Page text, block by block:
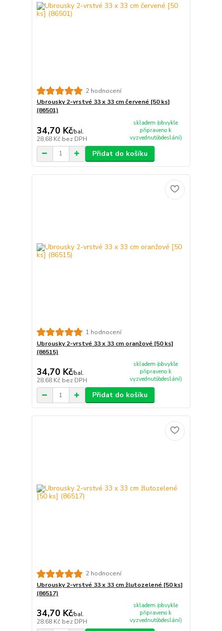
2 hodnocení
Ubrousky 2-vrstvé 33 x 33 cm červené [50 ks]
(86501)
34,70 Kč/bal.
28,68 Kč bez DPH
skladem (obvykle
připraveno k
vyzvednutí/odeslání)
Přidat do košíku
1 hodnocení
Ubrousky 2-vrstvé 33 x 33 cm oranžové [50 ks]
(86515)
34,70 Kč/bal.
28,68 Kč bez DPH
skladem (obvykle
připraveno k
vyzvednutí/odeslání)
Přidat do košíku
2 hodnocení
Ubrousky 2-vrstvé 33 x 33 cm žlutozelené [50 ks]
(86517)
34,70 Kč/bal.
28,68 Kč bez DPH
skladem (obvykle
připraveno k
vyzvednutí/odeslání)